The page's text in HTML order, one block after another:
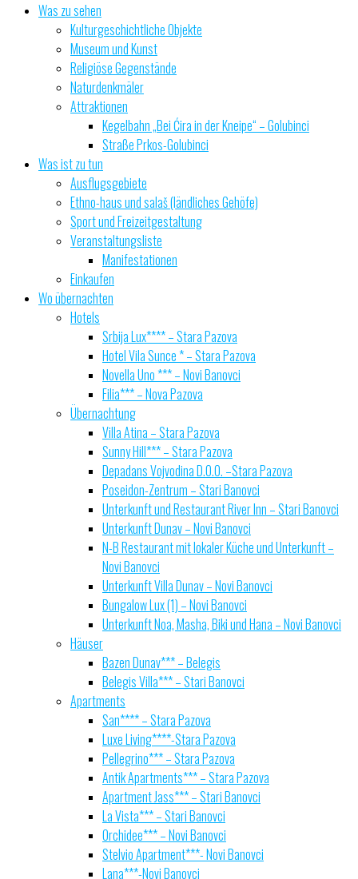
Was zu sehen
Kulturgeschichtliche Objekte
Museum und Kunst
Religiöse Gegenstände
Naturdenkmäler
Attraktionen
Kegelbahn „Bei Ćira in der Kneipe“ – Golubinci
Straße Prkos-Golubinci
Was ist zu tun
Ausflugsgebiete
Ethno-haus und salaš (ländliches Gehöfe)
Sport und Freizeitgestaltung
Veranstaltungsliste
Manifestationen
Einkaufen
Wo übernachten
Hotels
Srbija Lux**** – Stara Pazova
Hotel Vila Sunce * – Stara Pazova
Novella Uno *** – Novi Banovci
Filia*** – Nova Pazova
Übernachtung
Villa Atina – Stara Pazova
Sunny Hill*** – Stara Pazova
Depadans Vojvodina D.O.O. –Stara Pazova
Poseidon-Zentrum – Stari Banovci
Unterkunft und Restaurant River Inn – Stari Banovci
Unterkunft Dunav – Novi Banovci
N-B Restaurant mit lokaler Küche und Unterkunft –
Novi Banovci
Unterkunft Villa Dunav – Novi Banovci
Bungalow Lux (1) – Novi Banovci
Unterkunft Noa, Masha, Biki und Hana – Novi Banovci
Häuser
Bazen Dunav*** – Belegis
Belegis Villa*** – Stari Banovci
Apartments
San**** – Stara Pazova
Luxe Living****-Stara Pazova
Pellegrino*** – Stara Pazova
Antik Apartments*** – Stara Pazova
Apartment Jass*** – Stari Banovci
La Vista*** – Stari Banovci
Orchidee*** – Novi Banovci
Stelvio Apartment***- Novi Banovci
Lana***-Novi Banovci